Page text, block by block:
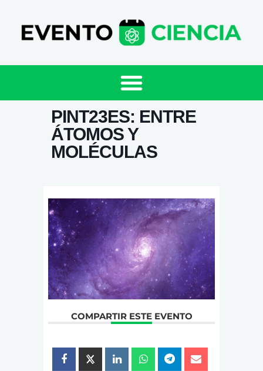
PINT23ES: ENTRE
ÁTOMOS Y
MOLÉCULAS
COMPARTIR ESTE EVENTO